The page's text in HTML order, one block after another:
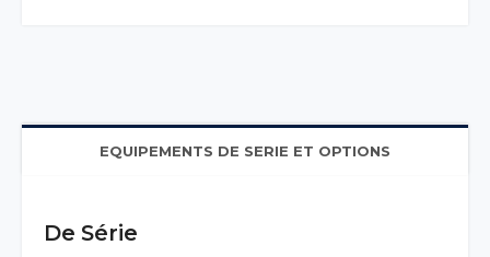
EQUIPEMENTS DE SERIE ET OPTIONS
De Série